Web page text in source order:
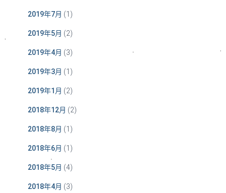
2019年7月 (1)
2019年5月 (2)
2019年4月 (3)
2019年3月 (1)
2019年1月 (2)
2018年12月 (2)
2018年8月 (1)
2018年6月 (1)
2018年5月 (4)
2018年4月 (3)